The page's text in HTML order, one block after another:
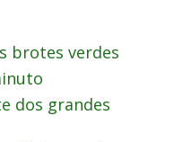
brotes verdes
dos grandes